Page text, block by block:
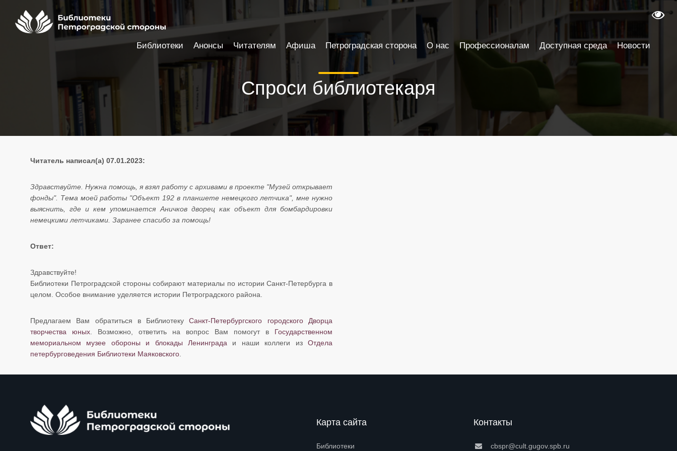
Спроси библиотекаря
Читатель написал(а) 07.01.2023:
Здравствуйте. Нужна помощь, я взял работу с архивами в проекте "Музей открывает
фонды". Тема моей работы "Объект 192 в планшете немецкого летчика", мне нужно
выяснить, где и кем упоминается Аничков дворец как объект для бомбардировки
немецкими летчиками. Заранее спасибо за помощь!
Ответ:
Здравствуйте!
​​​​​​​Библиотеки Петроградской стороны собирают материалы по истории Санкт-Петербурга в
целом. Особое внимание уделяется истории Петроградского района.
Предлагаем Вам обратиться в БиблиотекуСанкт-Петербургского городского Дворца
творчества юных . Возможно, ответить на вопрос Вам помогут в Государственном
мемориальном музее обороны и блокады Ленинграда и наши коллеги из Отдела
петербурговедения Библиотеки Маяковского
Карта сайта
Библиотеки
Контакты
cbspr@cult.gugov.spb.ru
Библиотеки Анонсы Читателям Афиша Петроградская сторона О нас Профессионалам Доступная среда Новости
Настройки доступности